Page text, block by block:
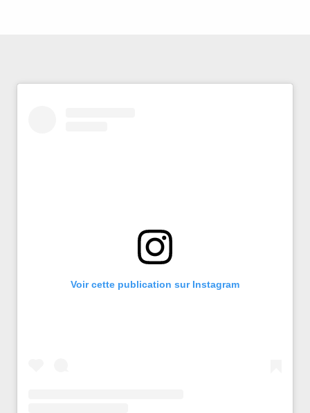
Voir cette publication sur Instagram